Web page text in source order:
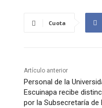
Cuota
Artículo anterior
Personal de la
Escuinapa recibe
por la Subsecretaría de